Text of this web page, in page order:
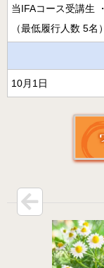
当IFAコース受講生
（最低履行人数 5名）
10月1日
卒業生の活動
卒業生の医療福祉